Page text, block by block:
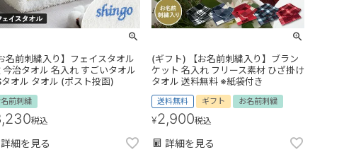
名前刺繍入り】フェイスタオル
今治タオル 名入れ すごいタオル
オル タオル (ポスト投函)
前刺繍
税込
詳細を見る
(ギフト) 【お名前刺繍入り】ブラン
ケット 名入れ フリース素材 ひざ掛け
タオル 送料無料 ※紙袋付き
送料無料 ギフト お名前刺繍
¥2,900税込
詳細を見る